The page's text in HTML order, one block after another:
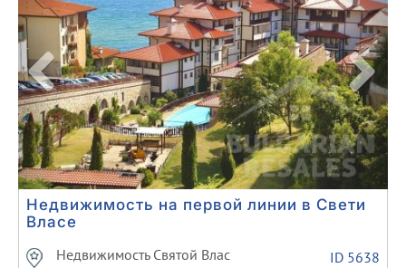
Недвижимость на первой линии в Свети
Власе
Недвижимость Святой Влас
ID 5638